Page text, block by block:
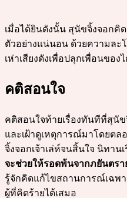
เมื่อได้ยินดังนั้น สุนัขจิ้งจอกคิ
ตัวอย่างแน่นอน ด้วยความละ
เห่าเสียงดังเพื่อปลุกเพื่อนของไ
คติสอนใจ
คติสอนใจท้ายเรื่องทันทีที่สุนั
และเฝ้าดูเหตุการณ์มาโดยต
จิ้งจอกเจ้าเล่ห์จนสิ้นใจ นิทาน
จะช่วยให้รอดพ้นจากภยันตรา
รู้จักคิดแก้ไขสถานการณ์เฉพ
ผู้ที่คิดร้ายได้เสมอ